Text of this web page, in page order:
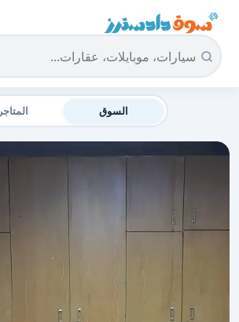
سوق دادسترز الرئيسية
السوق المتاجر